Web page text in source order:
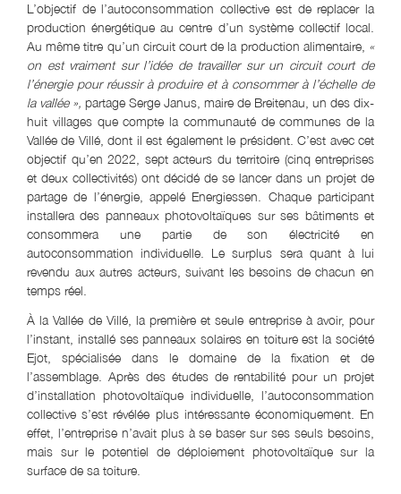
L’objectif de l’autoconsommation collective est de replacer la
production énergétique au centre d’un système collectif local.
Au même titre qu’un circuit court de la production alimentaire, «
on est vraiment sur l’idée de travailler sur un circuit court de
l’énergie pour réussir à produire et à consommer à l’échelle de
la vallée », partage Serge Janus, maire de Breitenau, un des dix-
huit villages que compte la communauté de communes de la
Vallée de Villé, dont il est également le président. C’est avec cet
objectif qu’en 2022, sept acteurs du territoire (cinq entreprises
et deux collectivités) ont décidé de se lancer dans un projet de
partage de l’énergie, appelé Energiessen. Chaque participant
installera des panneaux photovoltaïques sur ses bâtiments et
consommera une partie de son électricité en
autoconsommation individuelle. Le surplus sera quant à lui
revendu aux autres acteurs, suivant les besoins de chacun en
temps réel.
À la Vallée de Villé, la première et seule entreprise à avoir, pour
l’instant, installé ses panneaux solaires en toiture est la société
Ejot, spécialisée dans le domaine de la fixation et de
l’assemblage. Après des études de rentabilité pour un projet
d’installation photovoltaïque individuelle, l’autoconsommation
collective s’est révélée plus intéressante économiquement. En
effet, l’entreprise n’avait plus à se baser sur ses seuls besoins,
mais sur le potentiel de déploiement photovoltaïque sur la
surface de sa toiture.